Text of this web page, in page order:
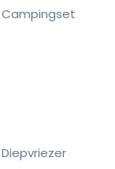
Campingset
Diepvriezer